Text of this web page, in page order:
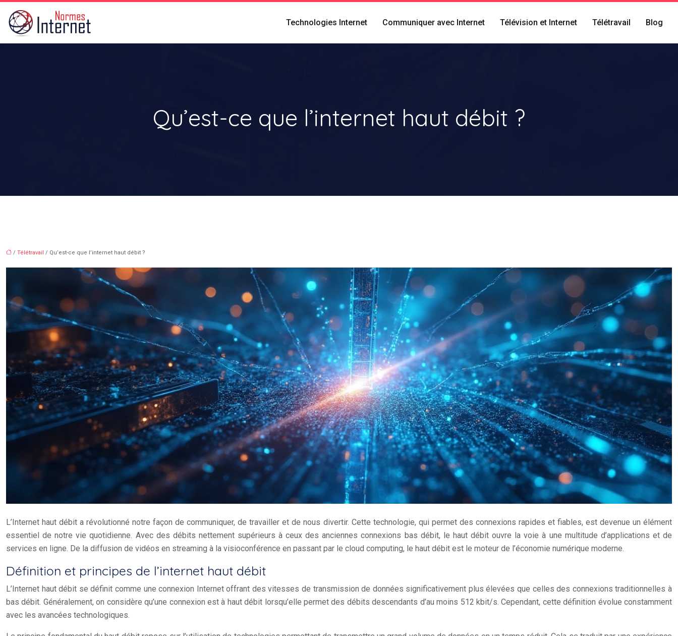
Technologies Internet Communiquer avec Internet Télévision et Internet Télétravail Blog
Qu’est-ce que l’internet haut débit ?
/ Télétravail / Qu’est-ce que l’internet haut débit ?
L’Internet haut débit a révolutionné notre façon de communiquer, de travailler et de nous divertir. Cette technologie, qui permet des connexions rapides et fiables, est devenue un élément
essentiel de notre vie quotidienne. Avec des débits nettement supérieurs à ceux des anciennes connexions bas débit, le haut débit ouvre la voie à une multitude d’applications et de
services en ligne. De la diffusion de vidéos en streaming à la visioconférence en passant par le cloud computing, le haut débit est le moteur de l’économie numérique moderne.
Définition et principes de l’internet haut débit
L’Internet haut débit se définit comme une connexion Internet offrant des vitesses de transmission de données significativement plus élevées que celles des connexions traditionnelles à
bas débit. Généralement, on considère qu’une connexion est à haut débit lorsqu’elle permet des débits descendants d’au moins 512 kbit/s. Cependant, cette définition évolue constamment
avec les avancées technologiques.